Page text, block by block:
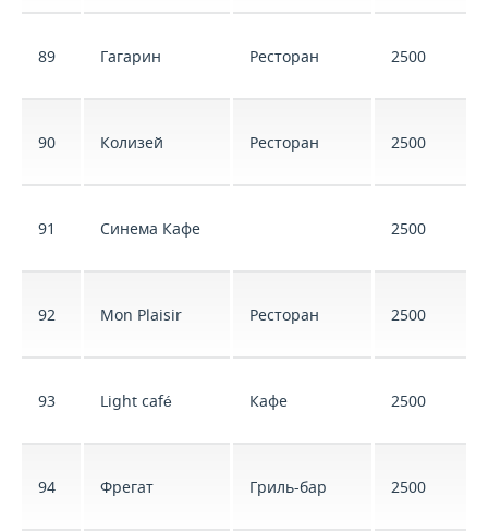
89 Гагарин Ресторан 2500
90 Колизей Ресторан 2500
91 Синема Кафе 2500
92 Mon Plaisir Ресторан 2500
93 Light café Кафе 2500
94 Фрегат Гриль-бар 2500